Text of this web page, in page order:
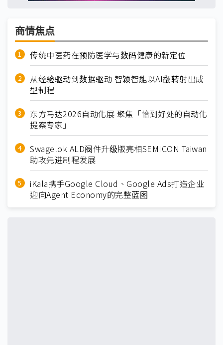
商情焦点
传统中医药在预防医学与数码健康的新定位
从经验驱动到数据驱动 智颖智能以AI翻转射出成
型制程
东方马达2026自动化展 聚焦「恰到好处的自动化
提案专家」
Swagelok ALD阀件升级版亮相SEMICON Taiwan
助攻先进制程发展
iKala携手Google Cloud、Google Ads打造企业
迎向Agent Economy的完整蓝图